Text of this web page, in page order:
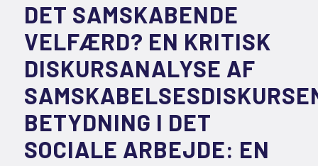
DET SAMSKABENDE
VELFÆRD? EN KRITISK
DISKURSANALYSE AF
BETYDNING I DET
SOCIALE ARBEJDE: EN